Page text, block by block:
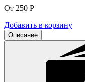
От 250 Р
Добавить в корзину
Описание